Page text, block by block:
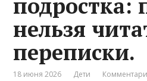
подростка:
нельзя
переписки.
18 июня 2026 Дети